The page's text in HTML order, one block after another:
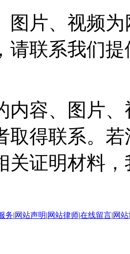
图片、视频
请联系我们
内容、图片
取得联系。
关证明材料
务|网站声明|网站律师|在线留言|网